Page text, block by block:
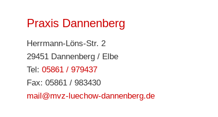
Praxis Dannenberg
Herrmann-Löns-Str. 2
29451 Dannenberg / Elbe
Tel: 05861 / 979437
Fax: 05861 / 983430
mail@mvz-luechow-dannenberg.de